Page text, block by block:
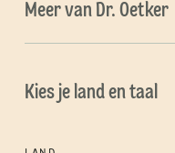
Meer van Dr. Oetker
Kies je land en taal